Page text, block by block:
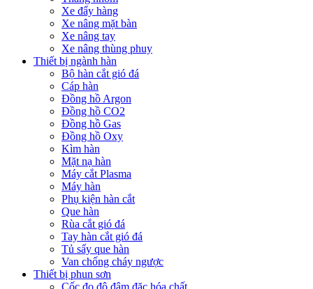
Xe đẩy hàng
Xe nâng mặt bàn
Xe nâng tay
Xe nâng thùng phuy
Thiết bị ngành hàn
Bộ hàn cắt gió đá
Cáp hàn
Đồng hồ Argon
Đồng hồ CO2
Đồng hồ Gas
Đồng hồ Oxy
Kìm hàn
Mặt nạ hàn
Máy cắt Plasma
Máy hàn
Phụ kiện hàn cắt
Que hàn
Rùa cắt gió đá
Tay hàn cắt gió đá
Tủ sấy que hàn
Van chống cháy ngược
Thiết bị phun sơn
Cốc đo độ đậm đặc hóa chất